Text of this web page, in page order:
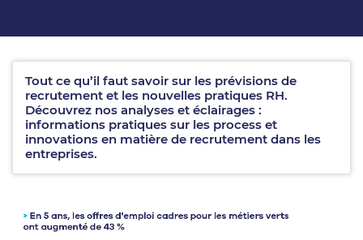
Tout ce qu’il faut savoir sur les prévisions de
recrutement et les nouvelles pratiques RH.
Découvrez nos analyses et éclairages :
informations pratiques sur les process et
innovations en matière de recrutement dans les
entreprises.